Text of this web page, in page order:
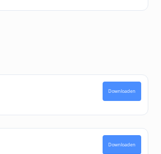
Downloaden
Downloaden